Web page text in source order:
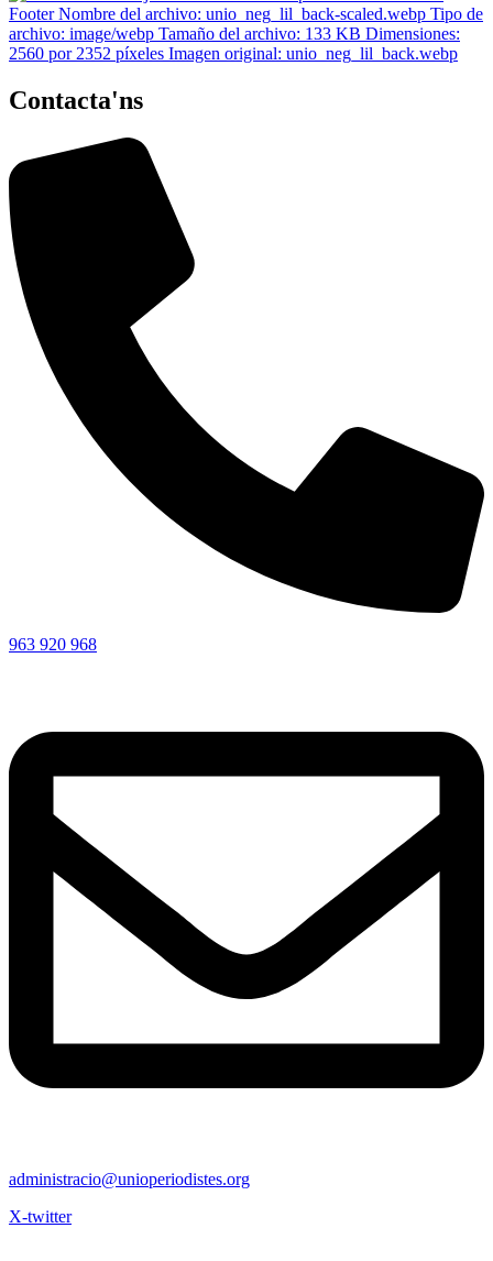
Contacta'ns
963 920 968
administracio@unioperiodistes.org
X-twitter